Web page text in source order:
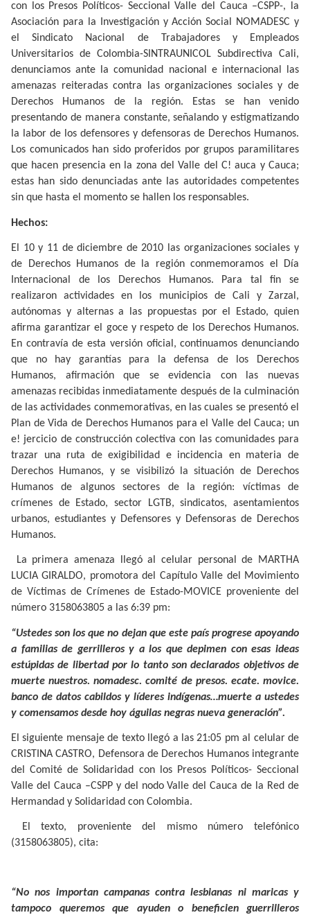
con los Presos Políticos- Seccional Valle del Cauca –CSPP-, la
Asociación para la Investigación y Acción Social NOMADESC y
el Sindicato Nacional de Trabajadores y Empleados
Universitarios de Colombia-SINTRAUNICOL Subdirectiva Cali,
denunciamos ante la comunidad nacional e internacional las
amenazas reiteradas contra las organizaciones sociales y de
Derechos Humanos de la región. Estas se han venido
presentando de manera constante, señalando y estigmatizando
la labor de los defensores y defensoras de Derechos Humanos.
Los comunicados han sido proferidos por grupos paramilitares
que hacen presencia en la zona del Valle del C! auca y Cauca;
estas han sido denunciadas ante las autoridades competentes
sin que hasta el momento se hallen los responsables.
Hechos:
El 10 y 11 de diciembre de 2010 las organizaciones sociales y
de Derechos Humanos de la región conmemoramos el Día
Internacional de los Derechos Humanos. Para tal fin se
realizaron actividades en los municipios de Cali y Zarzal,
autónomas y alternas a las propuestas por el Estado, quien
afirma garantizar el goce y respeto de los Derechos Humanos.
En contravía de esta versión oficial, continuamos denunciando
que no hay garantías para la defensa de los Derechos
Humanos, afirmación que se evidencia con las nuevas
amenazas recibidas inmediatamente después de la culminación
de las actividades conmemorativas, en las cuales se presentó el
Plan de Vida de Derechos Humanos para el Valle del Cauca; un
e! jercicio de construcción colectiva con las comunidades para
trazar una ruta de exigibilidad e incidencia en materia de
Derechos Humanos, y se visibilizó la situación de Derechos
Humanos de algunos sectores de la región: víctimas de
crímenes de Estado, sector LGTB, sindicatos, asentamientos
urbanos, estudiantes y Defensores y Defensoras de Derechos
Humanos.
La primera amenaza llegó al celular personal de MARTHA
LUCIA GIRALDO, promotora del Capítulo Valle del Movimiento
de Víctimas de Crímenes de Estado-MOVICE proveniente del
número 3158063805 a las 6:39 pm:
“Ustedes son los que no dejan que este país progrese apoyando
a familias de gerrilleros y a los que depimen con esas ideas
estúpidas de libertad por lo tanto son declarados objetivos de
muerte nuestros. nomadesc. comité de presos. ecate. movice.
banco de datos cabildos y líderes indígenas…muerte a ustedes
y comensamos desde hoy águilas negras nueva generación”.
El siguiente mensaje de texto llegó a las 21:05 pm al celular de
CRISTINA CASTRO, Defensora de Derechos Humanos integrante
del Comité de Solidaridad con los Presos Políticos- Seccional
Valle del Cauca –CSPP y del nodo Valle del Cauca de la Red de
Hermandad y Solidaridad con Colombia.
El texto, proveniente del mismo número telefónico
(3158063805), cita:
“No nos importan campanas contra lesbianas ni maricas y
tampoco queremos que ayuden o beneficien guerrilleros